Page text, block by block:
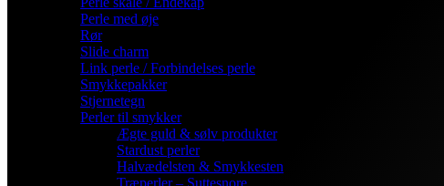
Perle med øje
Rør
Slide charm
Link perle / Forbindelses perle
Smykkepakker
Stjernetegn
Perler til smykker
Ægte guld & sølv produkter
Stardust perler
Halvædelsten & Smykkesten
Træperler – Suttesnore